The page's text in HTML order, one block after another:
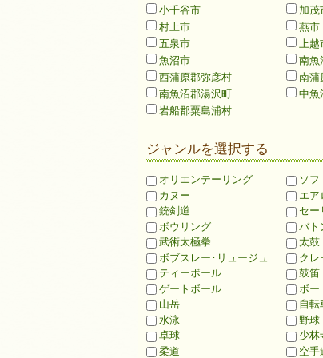
小千谷市
村上市
五泉市
魚沼市
西蒲原郡弥彦村
南魚沼郡湯沢町
岩船郡粟島浦村
加茂
燕市
上越
南魚
南蒲
中魚
ジャンルを選択する
オリエンテーリング
カヌー
銃剣道
ボウリング
武術太極拳
ボブスレー･リュージュ
ティーボール
ゲートボール
山岳
水泳
卓球
柔道
ソ
エア
セー
バト
太鼓
クレ
鼓笛
ボー
自転
野球
少林
空手